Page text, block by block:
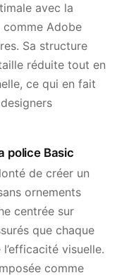
avec la
Adobe
Sa structure
réduite tout en
ce qui en fait
police Basic
de créer un
ornements
centrée sur
que chaque
visuelle.
comme